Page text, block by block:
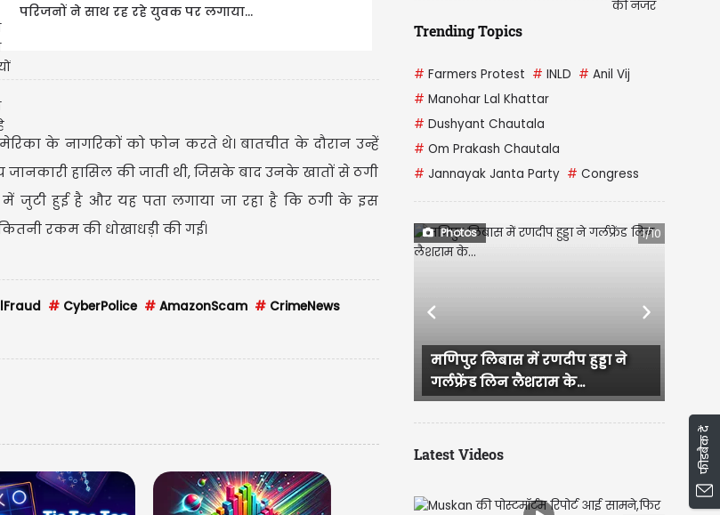
परिजनों ने साथ रह रहे युवक पर लगाया...
के नागरिकों को फोन करते थे। बातचीत के दौरान उन्हें
हासिल की जाती थी, जिसके बाद उनके खातों से ठगी
जुटी हुई है और यह पता लगाया जा रहा है कि ठगी के इस
रकम की धोखाधड़ी की गई।
# CyberPolice # AmazonScam # CrimeNews
Trending Topics
# Farmers Protest # INLD # Anil Vij
# Manohar Lal Khattar
# Dushyant Chautala
# Om Prakash Chautala
# Jannayak Janta Party # Congress
Photos 1/10
मणिपुर लिबास में रणदीप हुड्डा ने
गर्लफ्रेंड लिन लैशराम के...
राजस्थान में
Previous Next
Latest Videos फीडबैक दें